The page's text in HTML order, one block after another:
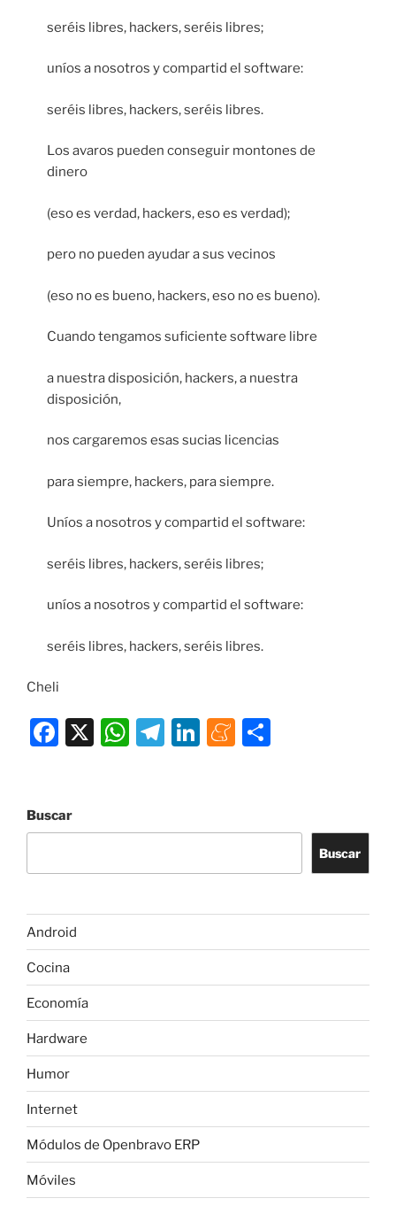
seréis libres, hackers, seréis libres;
uníos a nosotros y compartid el software:
seréis libres, hackers, seréis libres.
Los avaros pueden conseguir montones de
dinero
(eso es verdad, hackers, eso es verdad);
pero no pueden ayudar a sus vecinos
(eso no es bueno, hackers, eso no es bueno).
Cuando tengamos suficiente software libre
a nuestra disposición, hackers, a nuestra
disposición,
nos cargaremos esas sucias licencias
para siempre, hackers, para siempre.
Uníos a nosotros y compartid el software:
seréis libres, hackers, seréis libres;
uníos a nosotros y compartid el software:
seréis libres, hackers, seréis libres.
Cheli
F
e
b
o
k
X
W
A
p
T
a
m
Li
dI
n
M
a
m
ar
tir
Buscar
Buscar
Android
Cocina
Economía
Hardware
Humor
Internet
Módulos de Openbravo ERP
Móviles